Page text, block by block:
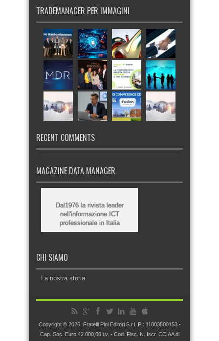
TRADEMANAGER PER IMMAGINI
RECENT COMMENTS
MAGAZINE DATA MANAGER
Dal1976 la rivista leader
nell'informazione ICT
professionale in Italia
CHI SIAMO
La nostra storia
Copyright © 2026, Fratelli Pini Editori S.r.l. PI: 11803500153 -
Cap. Soc. Euro 42.000,00 i.v. - Cod. Fisc. N. Iscr. CCIAA di